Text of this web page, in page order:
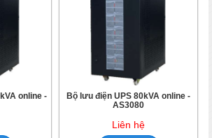
online -
Bộ lưu điện UPS 80kVA online -
AS3080
Liên hệ